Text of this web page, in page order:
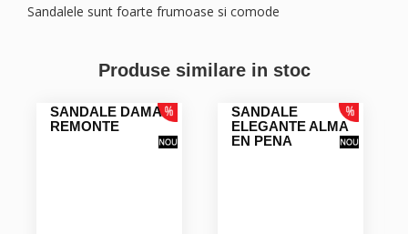
Sandalele sunt foarte frumoase si comode
CARMEN ANDREEA P.
Georgeta A.
Produse similare in stoc
SANDALE DAMA
REMONTE
SANDALE
ELEGANTE ALMA
EN PENA